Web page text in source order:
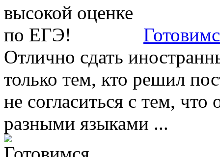
Отлично сдать
только тем, кто решил
не согласиться с тем,
разными языками ...